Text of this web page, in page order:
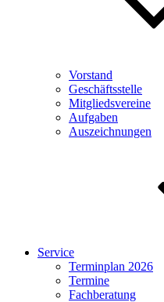
Vorstand
Geschäftsstelle
Mitgliedsvereine
Aufgaben
Auszeichnungen
Service
Terminplan 2026
Termine
Fachberatung